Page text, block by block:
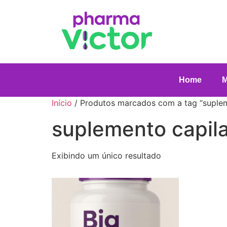
Home
Início / Produtos marcados com a tag
suplemento
Exibindo um único resultado